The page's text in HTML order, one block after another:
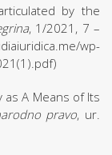
by the
, 1/2021, 7 –
wp-
as A Means of Its
pravo, ur.